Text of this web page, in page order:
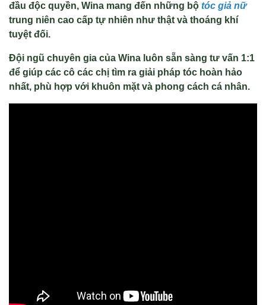
đầu độc quyền, Wina mang đến những bộ tóc giả nữ
trung niên cao cấp tự nhiên như thật và thoáng khí
tuyệt đối.
Đội ngũ chuyên gia của Wina luôn sẵn sàng tư vấn 1:1
để giúp các cô các chị tìm ra giải pháp tóc hoàn hảo
nhất, phù hợp với khuôn mặt và phong cách cá nhân.